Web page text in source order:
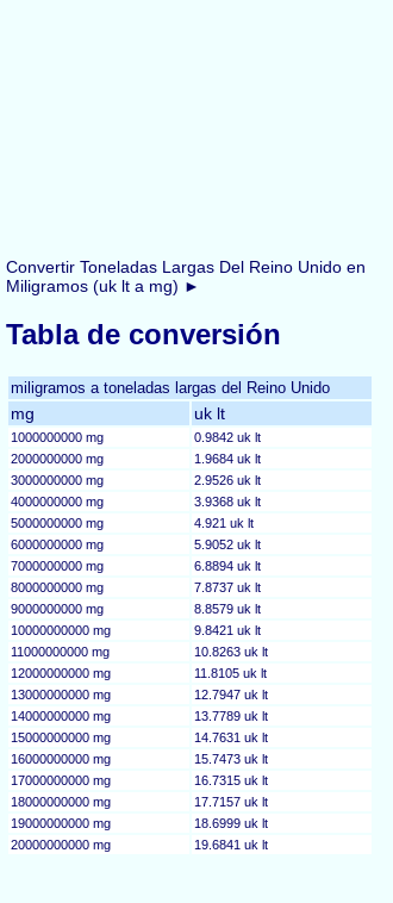
Convertir Toneladas Largas Del Reino Unido en
Miligramos (uk lt a mg) ►
Tabla de conversión
miligramos a toneladas largas del Reino Unido
mg uk lt
1000000000 mg
0.9842 uk lt
2000000000 mg
1.9684 uk lt
3000000000 mg
2.9526 uk lt
4000000000 mg
3.9368 uk lt
5000000000 mg
4.921 uk lt
6000000000 mg
5.9052 uk lt
7000000000 mg
6.8894 uk lt
8000000000 mg
7.8737 uk lt
9000000000 mg
8.8579 uk lt
10000000000 mg
9.8421 uk lt
11000000000 mg
10.8263 uk lt
12000000000 mg
11.8105 uk lt
13000000000 mg
12.7947 uk lt
14000000000 mg
13.7789 uk lt
15000000000 mg
14.7631 uk lt
16000000000 mg
15.7473 uk lt
17000000000 mg
16.7315 uk lt
18000000000 mg
17.7157 uk lt
19000000000 mg
18.6999 uk lt
20000000000 mg
19.6841 uk lt